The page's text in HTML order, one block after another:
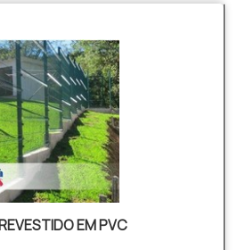
lateral de pontas
EM PVC